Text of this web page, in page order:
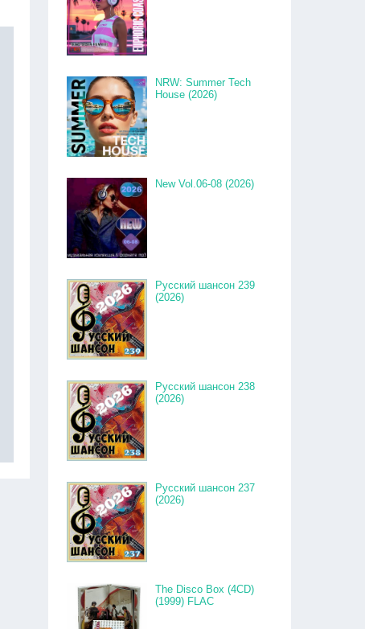
NRW: Summer Tech
House (2026)
New Vol.06-08 (2026)
Русский шансон 239
(2026)
Русский шансон 238
(2026)
Русский шансон 237
(2026)
The Disco Box (4CD)
(1999) FLAC